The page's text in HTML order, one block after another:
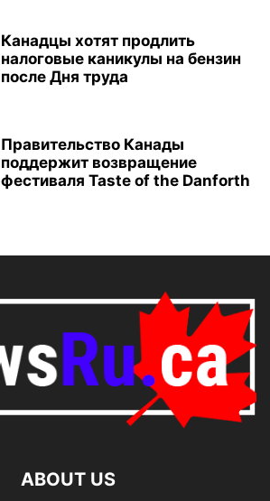
Канадцы хотят продлить
налоговые каникулы на бензин
после Дня труда
Правительство Канады
поддержит возвращение
фестиваля Taste of the Danforth
ABOUT US